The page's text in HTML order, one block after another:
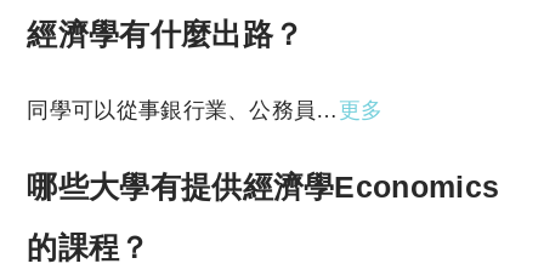
經濟學有什麼出路？
同學可以從事銀行業、公務員… 更多
哪些大學有提供經濟學Economics
的課程？